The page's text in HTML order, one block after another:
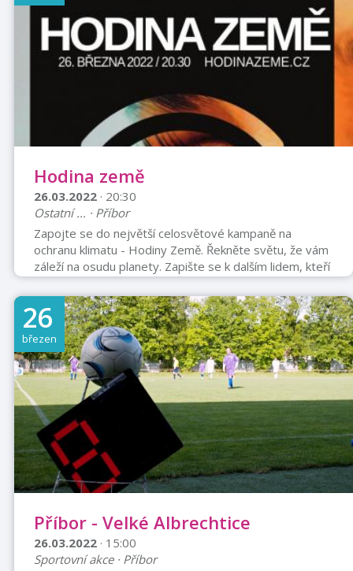
Hodina země
26.03.2022 · 20:30
Ostatní ... · Příbor
Zapojte se do největší celosvětové kampaně na
ochranu klimatu - Hodiny Země. Řekněte světu, že vám
záleží na osudu planety. Zapište se k dalším lidem, kteří
si i v této složité době uvědomují, že změna klimatu je
problém, na jehož řešení se musíme všichni aktivně
podílet. Během akce na hodinu zhasnou veřejná
osvětlení v obcích, řada památek a dominant, připojí se
i domácnosti. Zveme vás k přijetí dobrovolného
klimatického závazku. Při přihlášení najdete spoustu
tipů anebo si můžete stanovit ...
26
březen
Příbor - Velké Albrechtice
26.03.2022 · 15:00
Sportovní akce · Příbor